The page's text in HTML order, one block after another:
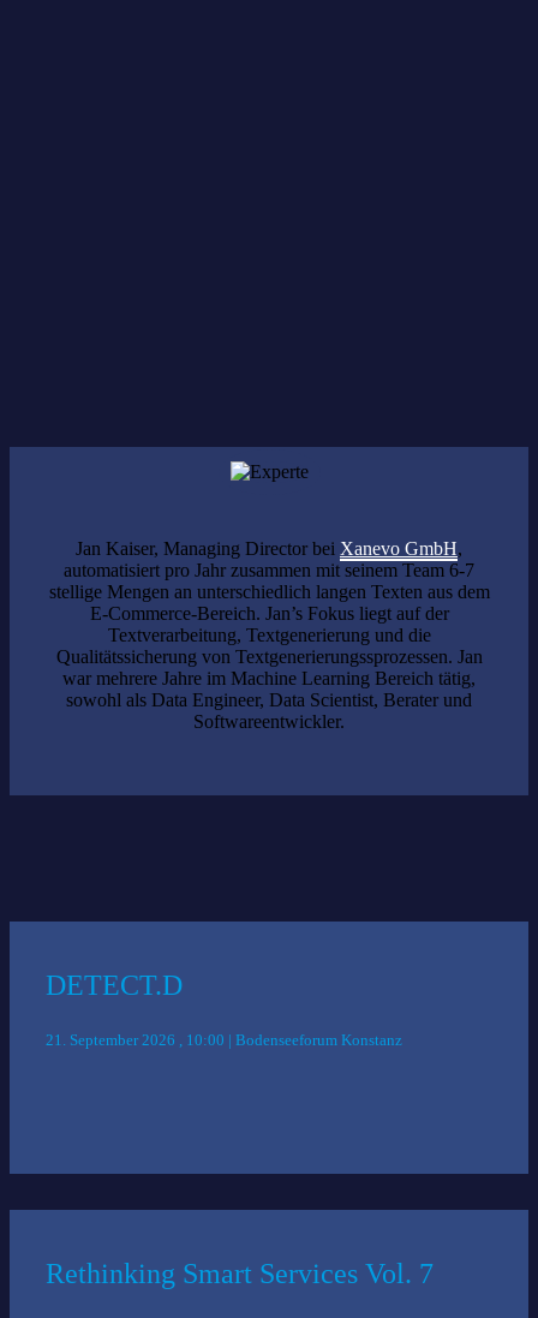
Jan Kaiser, Managing Director bei Xanevo GmbH,
automatisiert pro Jahr zusammen mit seinem Team 6-7
stellige Mengen an unterschiedlich langen Texten aus dem
E-Commerce-Bereich. Jan’s Fokus liegt auf der
Textverarbeitung, Textgenerierung und die
Qualitätssicherung von Textgenerierungssprozessen. Jan
war mehrere Jahre im Machine Learning Bereich tätig,
sowohl als Data Engineer, Data Scientist, Berater und
Softwareentwickler.
DETECT.D
21. September 2026 , 10:00 | Bodenseeforum Konstanz
Rethinking Smart Services Vol. 7